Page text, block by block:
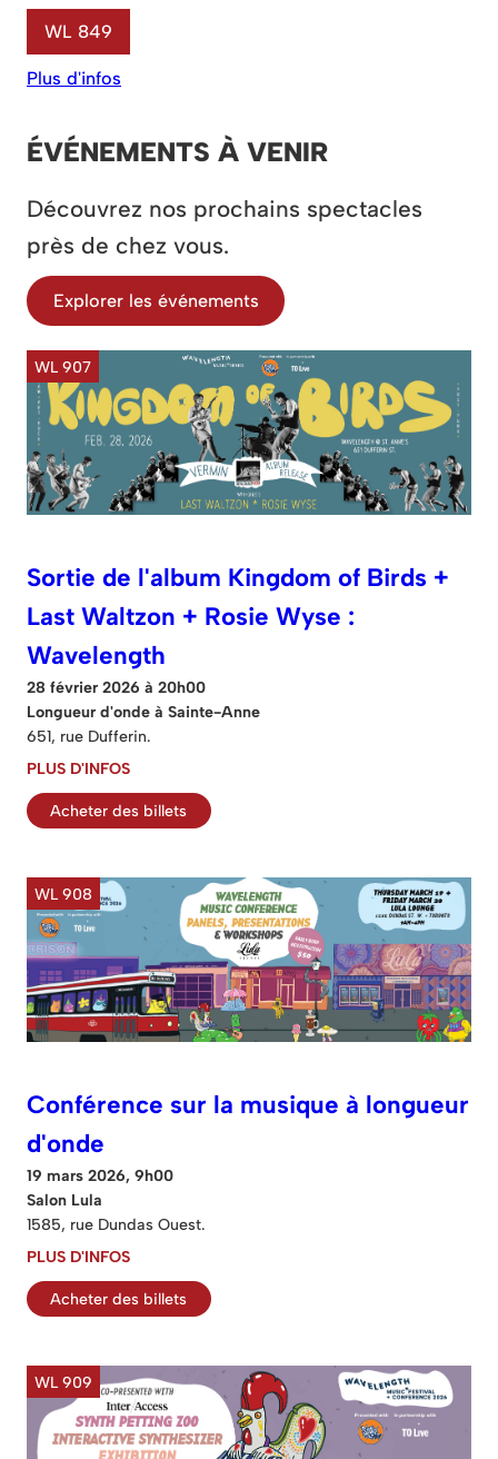
WL 849
Plus d'infos
ÉVÉNEMENTS À VENIR
Découvrez nos prochains spectacles
près de chez vous.
Explorer les événements
WL 907
Sortie de l'album Kingdom of Birds +
Last Waltzon + Rosie Wyse :
Wavelength
28 février 2026 à 20h00
Longueur d'onde à Sainte-Anne
651, rue Dufferin.
PLUS D'INFOS
Acheter des billets
WL 908
Conférence sur la musique à longueur
d'onde
19 mars 2026, 9h00
Salon Lula
1585, rue Dundas Ouest.
PLUS D'INFOS
Acheter des billets
WL 909